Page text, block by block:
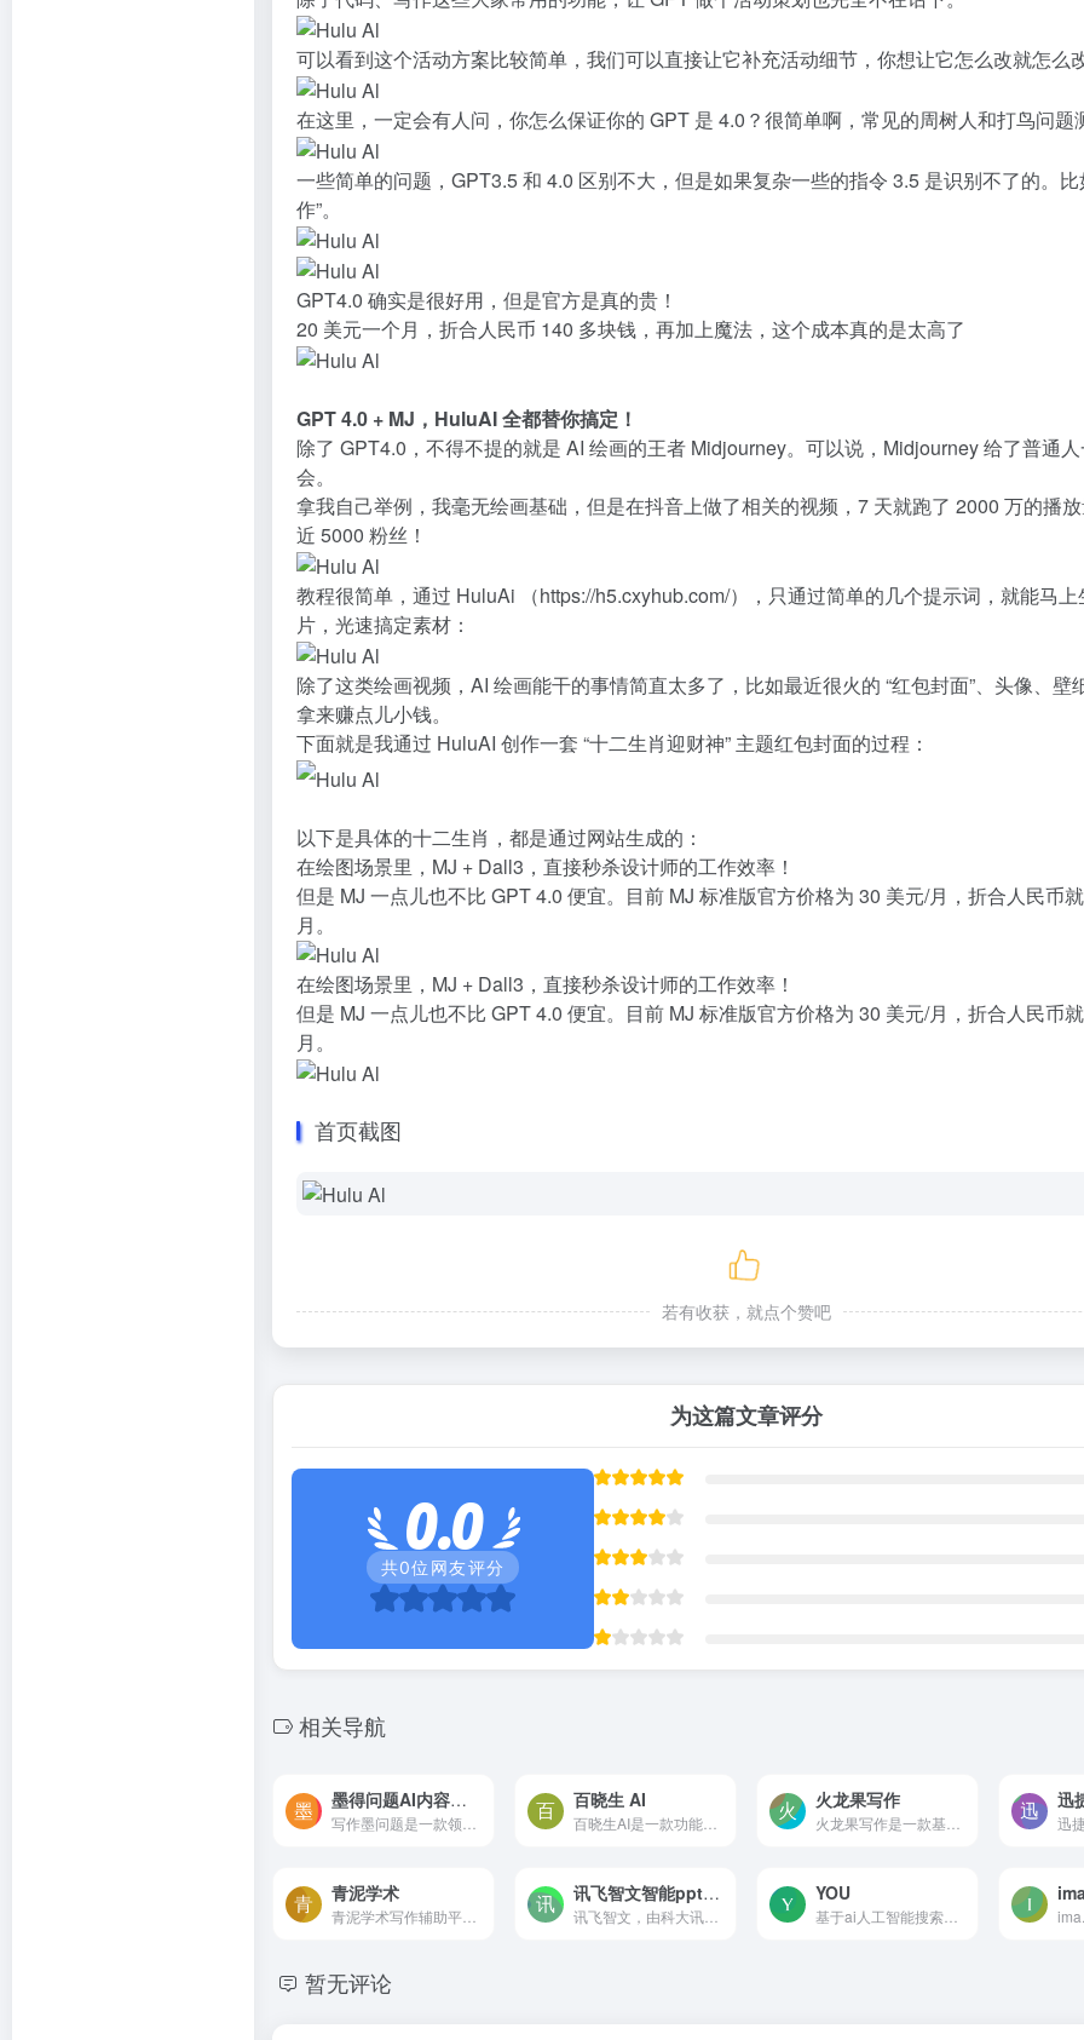
可以看到这个活动方案比较简单，我们可以直接让它补充活动细节，你想让它怎么改就怎么
在这里，一定会有人问，你怎么保证你的 GPT 是 4.0？很简单啊，常见的周树人和打鸟问题
一些简单的问题，GPT3.5 和 4.0 区别不大，但是如果复杂一些的指令 3.5 是识别不了的。比
作”。
GPT4.0 确实是很好用，但是官方是真的贵！
20 美元一个月，折合人民币 140 多块钱，再加上魔法，这个成本真的是太高了
GPT 4.0 + MJ，HuluAI 全都替你搞定！
除了 GPT4.0，不得不提的就是 AI 绘画的王者 Midjourney。可以说，Midjourney 给了普通
会。
拿我自己举例，我毫无绘画基础，但是在抖音上做了相关的视频，7 天就跑了 2000 万的播
近 5000 粉丝！
教程很简单，通过 HuluAi （https://h5.cxyhub.com/），只通过简单的几个提示词，就能马
片，光速搞定素材：
除了这类绘画视频，AI 绘画能干的事情简直太多了，比如最近很火的 “红包封面”、头像、壁
拿来赚点儿小钱。
下面就是我通过 HuluAI 创作一套 “十二生肖迎财神” 主题红包封面的过程：
以下是具体的十二生肖，都是通过网站生成的：
在绘图场景里，MJ + Dall3，直接秒杀设计师的工作效率！
但是 MJ 一点儿也不比 GPT 4.0 便宜。目前 MJ 标准版官方价格为 30 美元/月，折合人民币
月。
在绘图场景里，MJ + Dall3，直接秒杀设计师的工作效率！
但是 MJ 一点儿也不比 GPT 4.0 便宜。目前 MJ 标准版官方价格为 30 美元/月，折合人民币
月。
首页截图
若有收获，就点个赞吧
为这篇文章评分
0.0
共0位网友评分
相关导航
墨得问题AI内容写作 百晓生 AI 火龙果写作 迅
青泥学术 讯飞智文智能ppt设计 YOU
暂无评论